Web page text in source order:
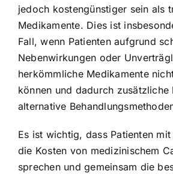
jedoch kostengünstiger sein als
Medikamente. Dies ist
Fall, wenn Patienten aufgrund
Nebenwirkungen oder
herkömmliche Medikamente
können und dadurch zusätzliche
alternative
Es ist wichtig, dass Patienten
die Kosten von medizinischem
sprechen und gemeinsam die